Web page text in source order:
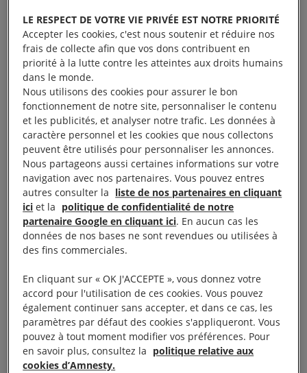
Un Soir du festival FESTISOL au Cinéma Jacques
Tati, ORSAY
Amnesty International : • Ciné-débat sur l’Iran «
https://www.allocine.fr/film/fichefilm_gen_cfilm=279
602.html
(thèmes : peine de mort, politique, justice, droits
des femmes, violences faites aux femmes) •
LE RESPECT DE VOTRE VIE PRIVÉE EST NOTRE PRIORITÉ
Accepter les cookies, c'est nous soutenir et réduire nos
frais de collecte afin que vos dons contribuent en
priorité à la lutte contre les atteintes aux droits humains
dans le monde.
Nous utilisons des cookies pour assurer le bon
fonctionnement de notre site, personnaliser le contenu
et les publicités, et analyser notre trafic. Les données à
caractère personnel et les cookies que nous collectons
peuvent être utilisés pour personnaliser les annonces.
Nous partageons aussi certaines informations sur votre
navigation avec nos partenaires. Vous pouvez entres
autres consulter la liste de nos partenaires en cliquant
ici et la politique de confidentialité de notre
partenaire Google en cliquant ici. En aucun cas les
données de nos bases ne sont revendues ou utilisées à
des fins commerciales.
En cliquant sur « OK J'ACCEPTE », vous donnez votre
accord pour l'utilisation de ces cookies. Vous pouvez
également continuer sans accepter, et dans ce cas, les
paramètres par défaut des cookies s'appliqueront. Vous
pouvez à tout moment modifier vos préférences. Pour
en savoir plus, consultez la politique relative aux
cookies d’Amnesty.